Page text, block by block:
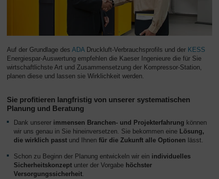
Unternehmen
-
Übersicht
Auf der Grundlage des ADA Druckluft-Verbrauchsprofils und der KESS
Energiespar-Auswertung empfehlen die Kaeser Ingenieure die für Sie
wirtschaftlichste Art und Zusammensetzung der Kompressor-Station,
planen diese und lassen sie Wirklichkeit werden.
Sie profitieren langfristig von unserer systematischen
Planung und Beratung
Dank unserer immensen Branchen- und Projekterfahrung können
wir uns genau in Sie hineinversetzen. Sie bekommen eine Lösung,
die wirklich passt und Ihnen für die Zukunft alle Optionen lässt.
Schon zu Beginn der Planung entwickeln wir ein individuelles
Sicherheitskonzept unter der Vorgabe höchster
Versorgungssicherheit